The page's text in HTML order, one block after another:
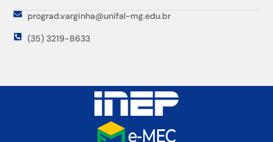
prograd.varginha@unifal-mg.edu.br
(35) 3219-8633